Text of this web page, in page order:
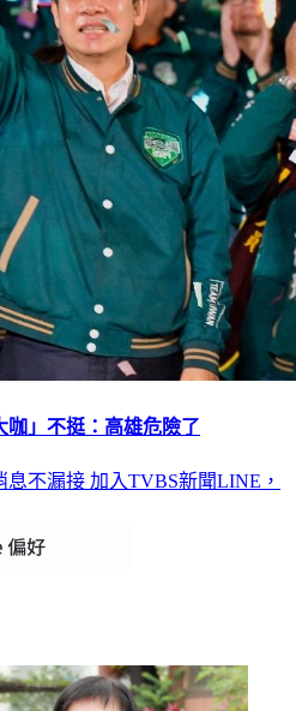
咖」不挺：高雄危險了
息不漏接 加入TVBS新聞LINE，